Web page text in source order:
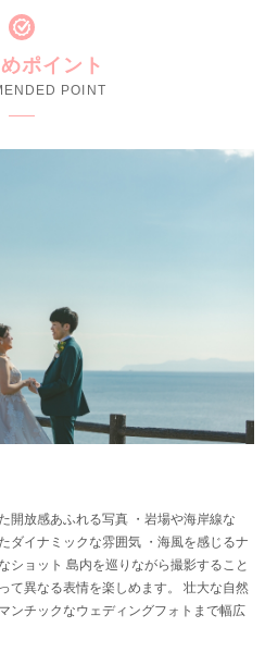
ポイント
POINT
開放感あふれる写真 ・岩場や海岸線な
ダイナミックな雰囲気 ・海風を感じるナ
ショット 島内を巡りながら撮影すること
て異なる表情を楽しめます。 壮大な自然
ンチックなウェディングフォトまで幅広